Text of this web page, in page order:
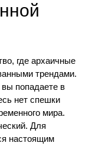
где архаичные
трендами.
попадаете в
нет спешки
мира.
Для
настоящим